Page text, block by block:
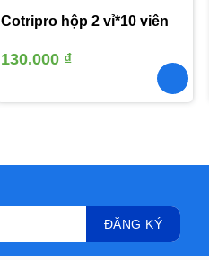
Cotripro hộp 2 vỉ*10 viên
130.000 ₫